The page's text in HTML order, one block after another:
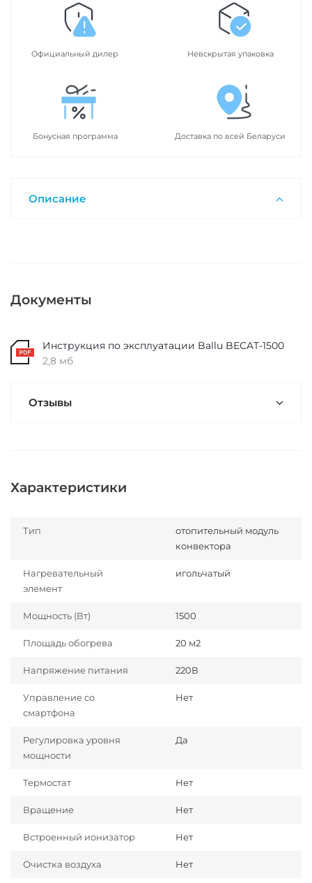
Официальный дилер Невскрытая упаковка
Бонусная программа Доставка по всей Беларуси
Описание
Документы
Инструкция по эксплуатации Ballu BECAT-1500
2,8 мб
Отзывы
Характеристики
Тип
отопительный модуль
конвектора
Нагревательный
элемент
игольчатый
Мощность (Вт) 1500
Площадь обогрева 20 м2
Напряжение питания 220В
Управление со
смартфона
Нет
Регулировка уровня
мощности
Да
Термостат Нет
Вращение Нет
Встроенный ионизатор Нет
Очистка воздуха Нет